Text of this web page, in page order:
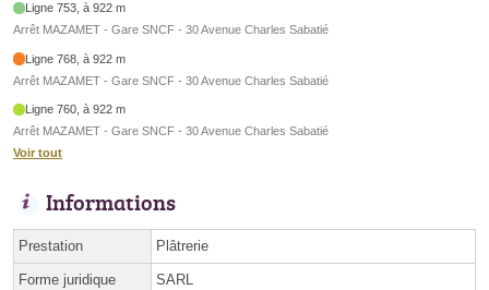
Ligne 753, à 922 m
Arrêt MAZAMET - Gare SNCF - 30 Avenue Charles Sabatié
Ligne 768, à 922 m
Arrêt MAZAMET - Gare SNCF - 30 Avenue Charles Sabatié
Ligne 760, à 922 m
Arrêt MAZAMET - Gare SNCF - 30 Avenue Charles Sabatié
Voir tout
Informations
Prestation Plâtrerie
Forme juridique SARL